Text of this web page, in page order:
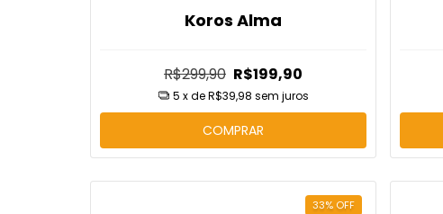
Koros Alma
R$299,90 R$199,90
5 x deR$39,98 sem juros
COMPRAR
33% OFF